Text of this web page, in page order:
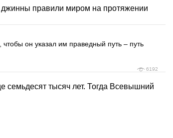
джинны правили миром на протяжении
он указал им праведный путь – путь
6192
семьдесят тысяч лет. Тогда Всевышний